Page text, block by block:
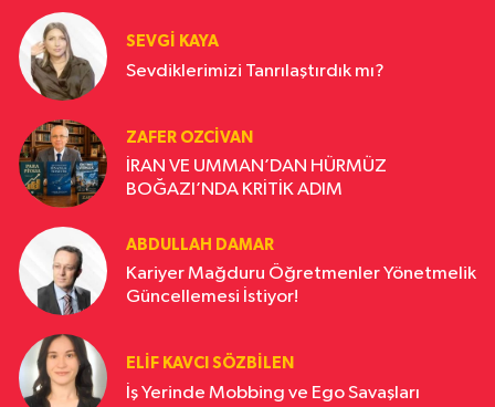
SEVGI KAYA
Sevdiklerimizi Tanrılaştırdık mı?
ZAFER OZCIVAN
İRAN VE UMMAN’DAN HÜRMÜZ
BOĞAZI’NDA KRİTİK ADIM
ABDULLAH DAMAR
Kariyer Mağduru Öğretmenler Yönetmelik
Güncellemesi İstiyor!
ELIF KAVCI SÖZBILEN
İş Yerinde Mobbing ve Ego Savaşları